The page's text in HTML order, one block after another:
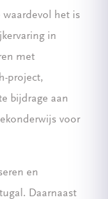
waardevol het is
in
met
project,
bijdrage aan
voor
en
Daarnaast